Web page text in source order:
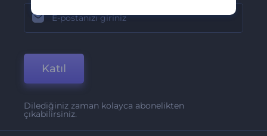
Katıl
Dilediğiniz zaman kolayca abonelikten
çıkabilirsiniz.